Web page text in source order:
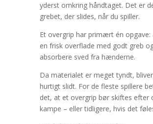
yderst omkring håndtaget. Det er
grebet, der slides, når du spiller.
Et overgrip har primært én opgave:
en frisk overflade med godt greb
absorbere sved fra hænderne.
Da materialet er meget tyndt,
hurtigt slidt. For de fleste spillere
det, at et overgrip bør skiftes efter
kampe – eller tidligere, hvis det